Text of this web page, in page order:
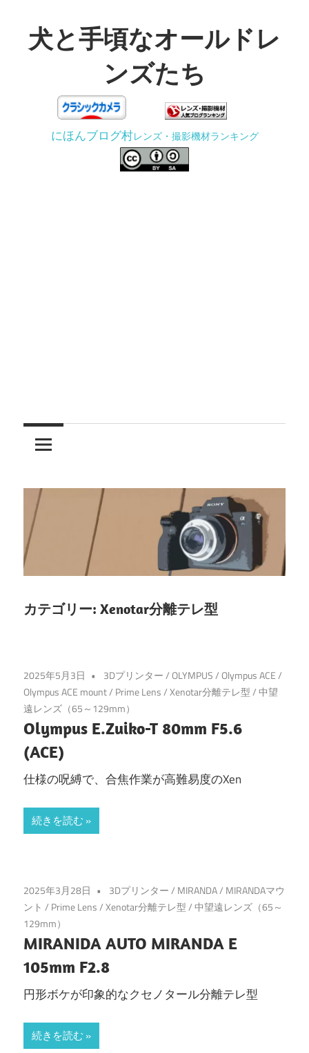
テ犬と手頃なオールドレ
ンズたち
う
にほんブログ村レンズ・撮影機材ランキング
カテゴリー: Xenotar分離テレ型
2025年5月3日 3Dプリンター/OLYMPUS/Olympus ACE/
Olympus ACE mount/ Prime Lens/Xenotar分離テレ型/中望
遠レンズ（65～129mm）
Olympus E.Zuiko-T 80mm F5.6
(ACE)
仕様の呪縛で、合焦作業が高難易度のXen
続きを読む
2025年3月28日 3Dプリンター/ MIRANDA/ MIRANDAマウ
ント / Prime Lens/Xenotar分離テレ型/中望遠レンズ（65～
129mm）
MIRANIDA AUTO MIRANDA E
105mm F2.8
円形ボケが印象的なクセノタール分離テレ型
続きを読む